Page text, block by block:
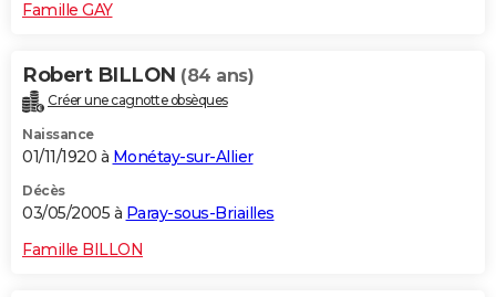
Famille GAY
Robert BILLON (84 ans)
Créer une cagnotte obsèques
Naissance
01/11/1920 à Monétay-sur-Allier
Décès
03/05/2005 à Paray-sous-Briailles
Famille BILLON